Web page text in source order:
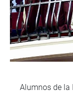
Alumnos de la